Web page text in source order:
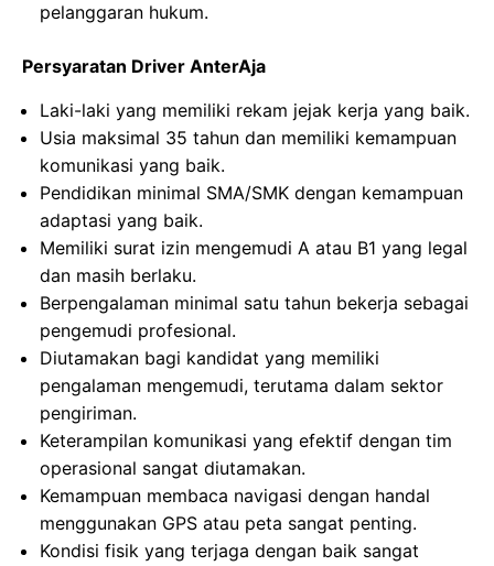
pelanggaran hukum.
Persyaratan Driver AnterAja
Laki-laki yang memiliki rekam jejak kerja yang baik.
Usia maksimal 35 tahun dan memiliki kemampuan
komunikasi yang baik.
Pendidikan minimal SMA/SMK dengan kemampuan
adaptasi yang baik.
Memiliki surat izin mengemudi A atau B1 yang legal
dan masih berlaku.
Berpengalaman minimal satu tahun bekerja sebagai
pengemudi profesional.
Diutamakan bagi kandidat yang memiliki
pengalaman mengemudi, terutama dalam sektor
pengiriman.
Keterampilan komunikasi yang efektif dengan tim
operasional sangat diutamakan.
Kemampuan membaca navigasi dengan handal
menggunakan GPS atau peta sangat penting.
Kondisi fisik yang terjaga dengan baik sangat